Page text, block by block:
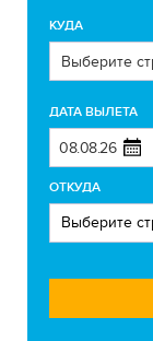
КУДА
ДАТА ВЫЛЕТА
ОТКУДА